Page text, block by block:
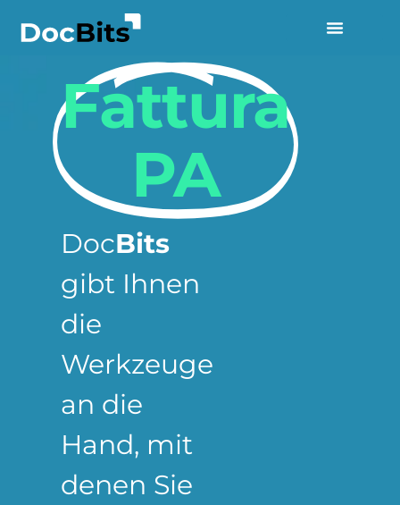
Fattura
PA
DocBits
gibt Ihnen
die
Werkzeuge
an die
Hand, mit
denen Sie